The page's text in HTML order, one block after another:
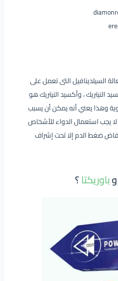
السيلدينافيل التى تعمل على
النيتريك ، وأكسيد النيتريك هو
وهذا يعني أنه يمكن أن يسبب
يجب استعمال الدواء للأشخاص
ضغط الدم إلا تحت إشراف
باوريكتا؟